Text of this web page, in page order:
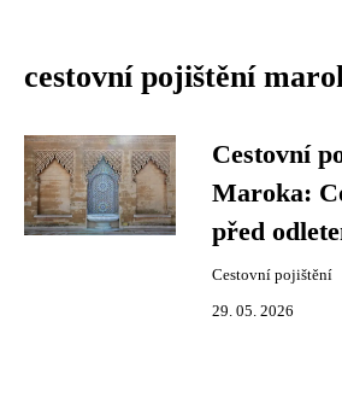
cestovní pojištění
Cestovní
Maroka:
před
Cestovní pojištění
29. 05. 2026